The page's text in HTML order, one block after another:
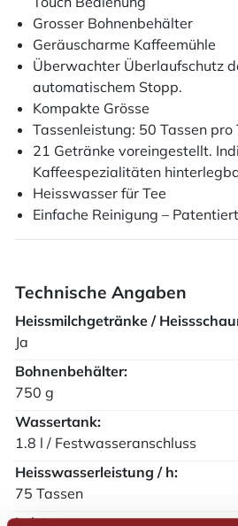
Grosser Bohnenbehälter
Geräuscharme Kaffeemühle
Überwachter Überlaufschutz
automatischem Stopp.
Kompakte Grösse
Tassenleistung: 50 Tassen pro
21 Getränke voreingestellt.
Kaffeespezialitäten
Heisswasser für Tee
Einfache Reinigung –
Technische Angaben
​Heissmilchgetränke /
Ja
​Bohnenbehälter:
750 g
​Wassertank:
1.8 l / Festwasseranschluss
​Heisswasserleistung / h:
75 Tassen
​Leistung: